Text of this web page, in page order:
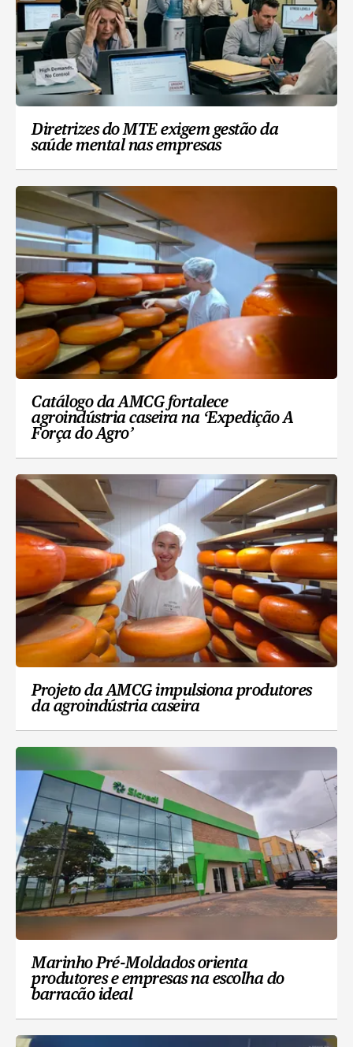
Diretrizes do MTE exigem gestão da
saúde mental nas empresas
Catálogo da AMCG fortalece
agroindústria caseira na ‘Expedição A
Força do Agro’
Projeto da AMCG impulsiona produtores
da agroindústria caseira
Marinho Pré-Moldados orienta
produtores e empresas na escolha do
barracão ideal